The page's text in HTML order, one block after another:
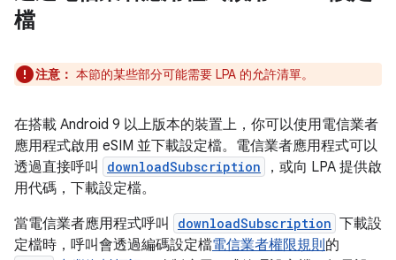
檔
注意： 本節的某些部分可能需要 LPA 的允許清單。
在搭載 Android 9 以上版本的裝置上，你可以使用電信業者
應用程式啟用 eSIM 並下載設定檔。電信業者應用程式可以
透過直接呼叫
downloadSubscription
，或向 LPA 提供啟
用代碼，下載設定檔。
當電信業者應用程式呼叫
downloadSubscription 下載設
定檔時，呼叫會透過編碼設定檔電信業者權限規則的